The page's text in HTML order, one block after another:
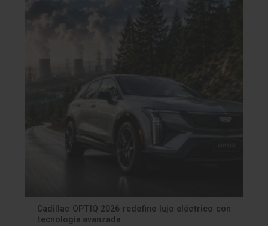
Cadillac OPTIQ 2026 redefine lujo eléctrico con
tecnología avanzada.